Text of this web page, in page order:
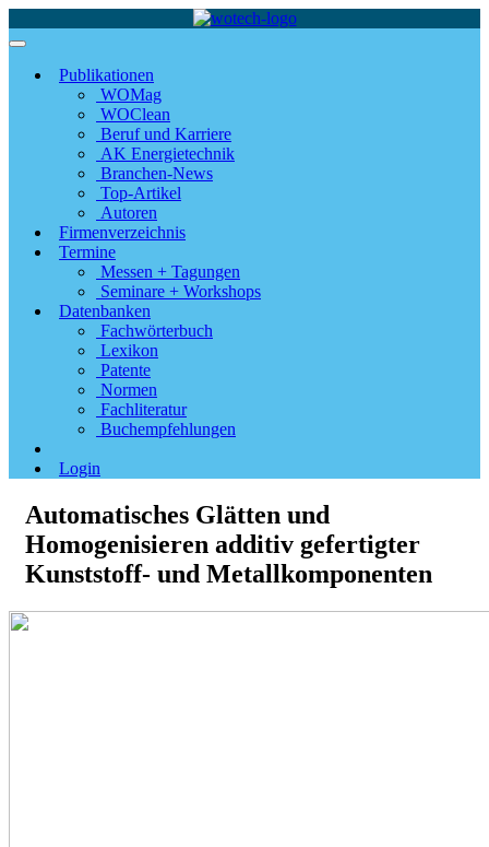
Publikationen
WOMag
WOClean
Beruf und Karriere
AK Energietechnik
Branchen-News
Top-Artikel
Autoren
Firmenverzeichnis
Termine
Messen + Tagungen
Seminare + Workshops
Datenbanken
Fachwörterbuch
Lexikon
Patente
Normen
Fachliteratur
Buchempfehlungen
Login
Automatisches Glätten und
Homogenisieren additiv gefertigter
Kunststoff- und Metallkomponenten